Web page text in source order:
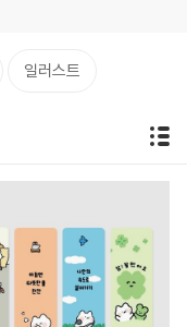
일러스트